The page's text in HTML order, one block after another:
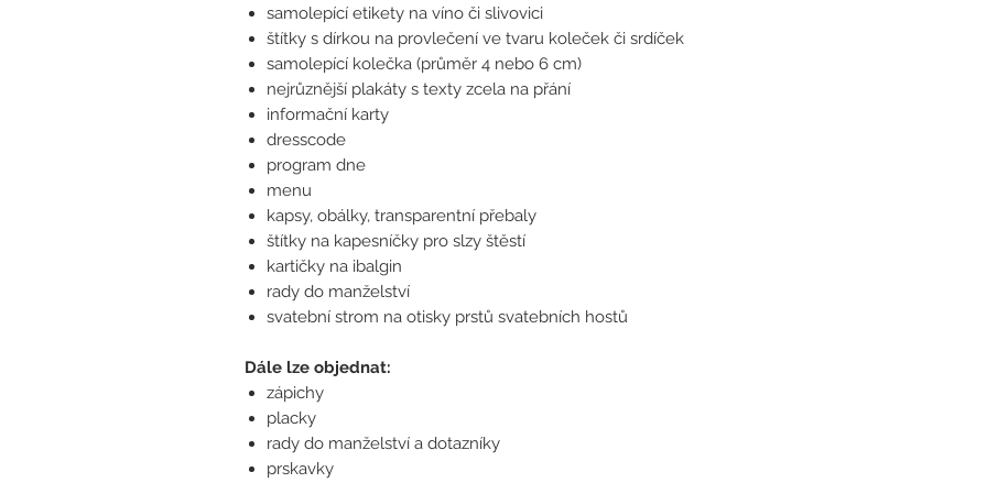
samolepící etikety na víno či slivovici
štítky s dírkou na provlečení ve tvaru koleček či srdíček
samolepící kolečka (průměr 4 nebo 6 cm)
nejrůznější plakáty s texty zcela na přání
informační karty
dresscode
program dne
menu
kapsy, obálky, transparentní přebaly
štítky na kapesníčky pro slzy štěstí
kartičky na ibalgin
rady do manželství
svatební strom na otisky prstů svatebních hostů
Dále lze objednat:
zápichy
placky
rady do manželství a dotazníky
prskavky